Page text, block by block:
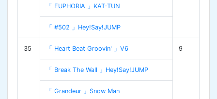
「 EUPHORIA 」KAT-TUN
「 #502 」Hey!Say!JUMP
35 「 Heart Beat Groovin' 」V6 9
「 Break The Wall 」Hey!Say!JUMP
「 Grandeur 」Snow Man